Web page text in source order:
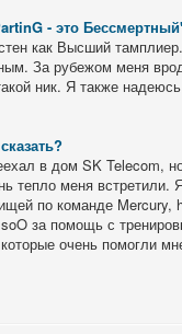
- это
как Высший
За рубежом меня
ник. Я также
в дом SK Telecom,
тепло меня встретили.
по команде Mercury,
за помощь с
очень помогли